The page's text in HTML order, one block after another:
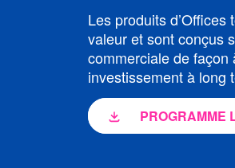
Les produits
valeur et sont conçus
commerciale de façon
investissement à long
PROGRAMME